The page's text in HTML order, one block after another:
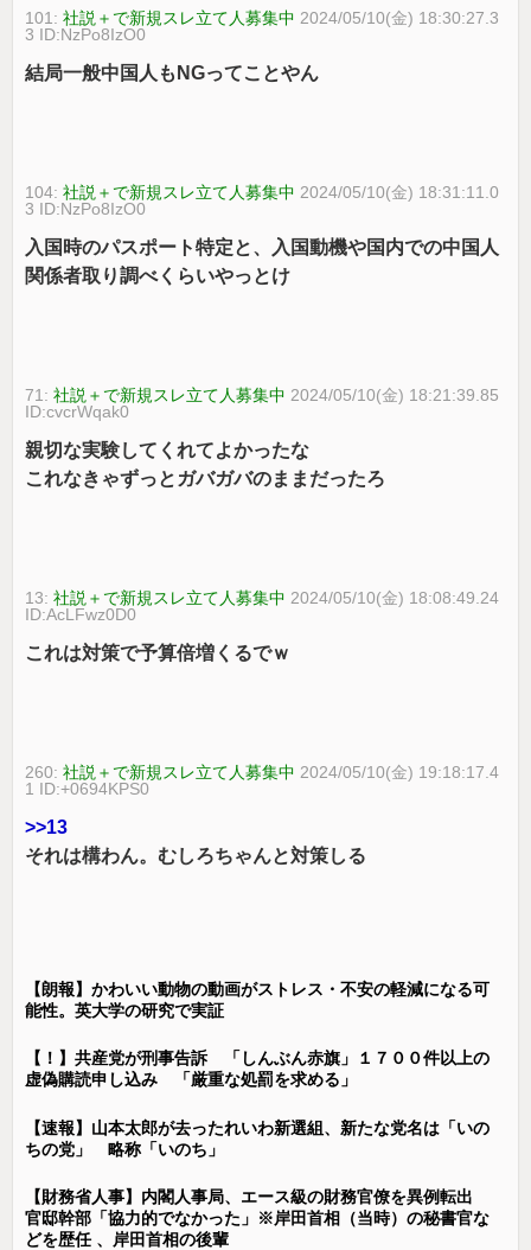
101:社説＋で新規スレ立て人募集中 2024/05/10(金) 18:30:27.3
3 ID:NzPo8IzO0
結局一般中国人もNGってことやん
104:社説＋で新規スレ立て人募集中 2024/05/10(金) 18:31:11.0
3 ID:NzPo8IzO0
入国時のパスポート特定と、入国動機や国内での中国人
関係者取り調べくらいやっとけ
71:社説＋で新規スレ立て人募集中 2024/05/10(金) 18:21:39.85
ID:cvcrWqak0
親切な実験してくれてよかったな
これなきゃずっとガバガバのままだったろ
13:社説＋で新規スレ立て人募集中 2024/05/10(金) 18:08:49.24
ID:AcLFwz0D0
これは対策で予算倍増くるでｗ
260:社説＋で新規スレ立て人募集中 2024/05/10(金) 19:18:17.4
1 ID:+0694KPS0
>>13
それは構わん。むしろちゃんと対策しる
【朗報】かわいい動物の動画がストレス・不安の軽減になる可
能性。英大学の研究で実証
【！】共産党が刑事告訴 「しんぶん赤旗」１７００件以上の
虚偽購読申し込み 「厳重な処罰を求める」
【速報】山本太郎が去ったれいわ新選組、新たな党名は「いの
ちの党」 略称「いのち」
【財務省人事】内閣人事局、エース級の財務官僚を異例転出
官邸幹部「協力的でなかった」※岸田首相（当時）の秘書官な
どを歴任 、岸田首相の後輩